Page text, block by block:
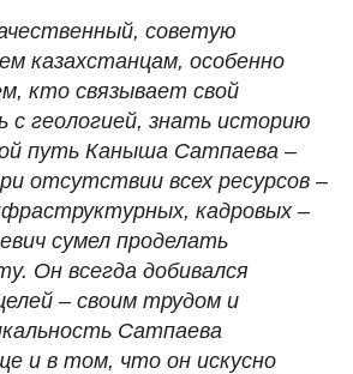
советую
казахстанцам, особенно
кто связывает свой
с геологией, знать историю
путь Каныша Сатпаева –
отсутствии всех ресурсов –
кадровых –
сумел проделать
Он всегда добивался
– своим трудом и
Сатпаева
и в том, что он искусно